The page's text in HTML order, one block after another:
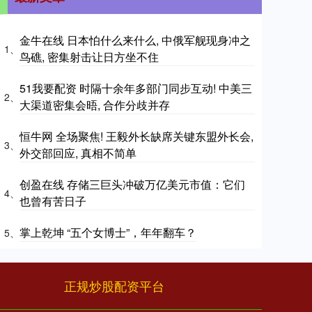
1、
金牛在线 日本怕什么来什么, 中俄军舰现身冲之
鸟礁, 密集射击让日方坐不住
2、
51我要配资 时隔十余年多部门同步互动! 中美三
大渠道密集会晤, 合作分歧并存
3、
恒牛网 全场聚焦! 王毅外长缺席关键东盟外长会,
外交部回应, 真相不简单
4、
创盈在线 存储三巨头冲破万亿美元市值：它们
也曾有苦日子
5、 掌上乾坤 “五个女博士”，年年翻车？
正规炒股配资平台